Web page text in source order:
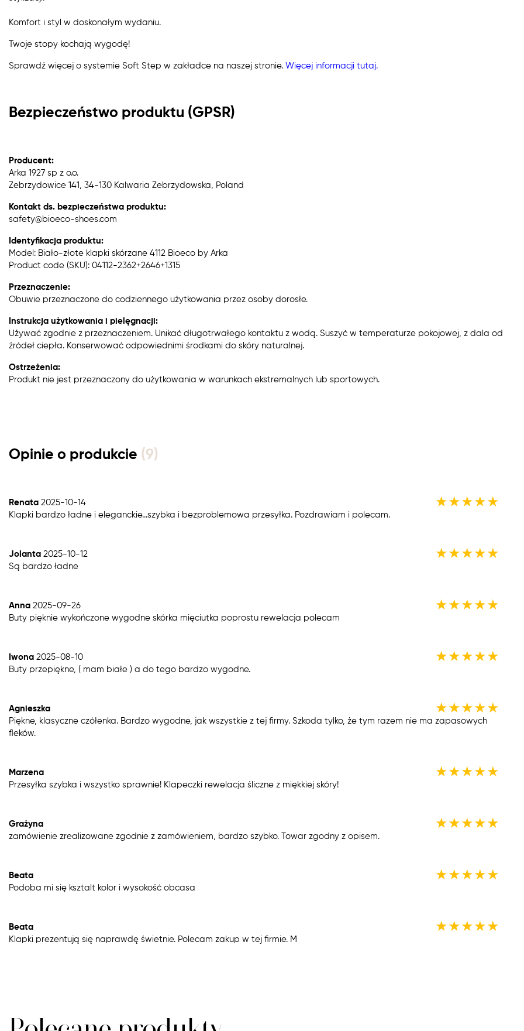
Komfort i styl w doskonałym wydaniu.
Twoje stopy kochają wygodę!
Sprawdź więcej o systemie Soft Step w zakładce na naszej stronie. Więcej informacji tutaj.
Bezpieczeństwo produktu (GPSR)
Producent:
Arka 1927 sp z o.o.
Zebrzydowice 141, 34-130 Kalwaria Zebrzydowska, Poland
Kontakt ds. bezpieczeństwa produktu:
safety@bioeco-shoes.com
Identyfikacja produktu:
Model: Biało-złote klapki skórzane 4112 Bioeco by Arka
Product code (SKU): 04112-2362+2646+1315
Przeznaczenie:
Obuwie przeznaczone do codziennego użytkowania przez osoby dorosłe.
Instrukcja użytkowania i pielęgnacji:
Używać zgodnie z przeznaczeniem. Unikać długotrwałego kontaktu z wodą. Suszyć w temperaturze pokojowej, z dala od
źródeł ciepła. Konserwować odpowiednimi środkami do skóry naturalnej.
Ostrzeżenia:
Produkt nie jest przeznaczony do użytkowania w warunkach ekstremalnych lub sportowych.
Opinie o produkcie (9)
Renata 2025-10-14 ★★★★★
Klapki bardzo ładne i eleganckie...szybka i bezproblemowa przesyłka. Pozdrawiam i polecam.
Jolanta 2025-10-12 ★★★★★
Są bardzo ładne
Anna 2025-09-26 ★★★★★
Buty pięknie wykończone wygodne skórka mięciutka poprostu rewelacja polecam
Iwona 2025-08-10 ★★★★★
Buty przepiękne, ( mam białe ) a do tego bardzo wygodne.
Agnieszka ★★★★★
Piękne, klasyczne czółenka. Bardzo wygodne, jak wszystkie z tej firmy. Szkoda tylko, że tym razem nie ma zapasowych
fleków.
Marzena ★★★★★
Przesyłka szybka i wszystko sprawnie! Klapeczki rewelacja śliczne z miękkiej skóry!
Grażyna ★★★★★
zamówienie zrealizowane zgodnie z zamówieniem, bardzo szybko. Towar zgodny z opisem.
Beata ★★★★★
Podoba mi się ksztalt kolor i wysokość obcasa
Beata ★★★★★
Klapki prezentują się naprawdę świetnie. Polecam zakup w tej firmie. M